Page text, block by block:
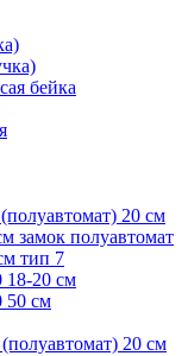
бейка
20 см
замок полуавтомат
тип 7
18-20 см
50 см
20 см